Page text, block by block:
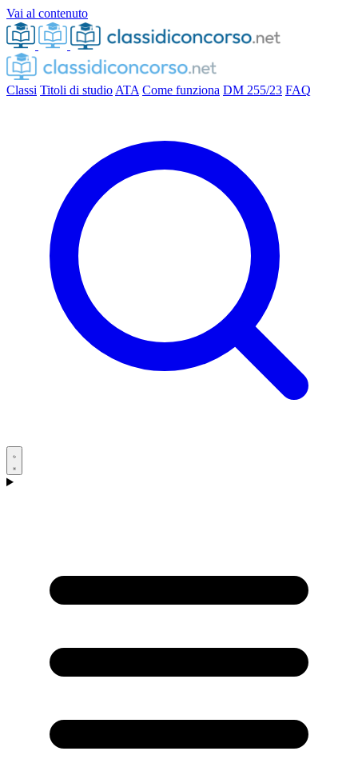
Vai al contenuto
Classi Titoli di studio ATA Come funziona DM 255/23 FAQ